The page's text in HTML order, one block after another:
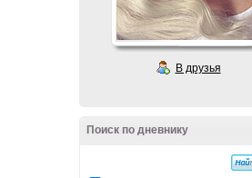
В друзья
Поиск по дневнику